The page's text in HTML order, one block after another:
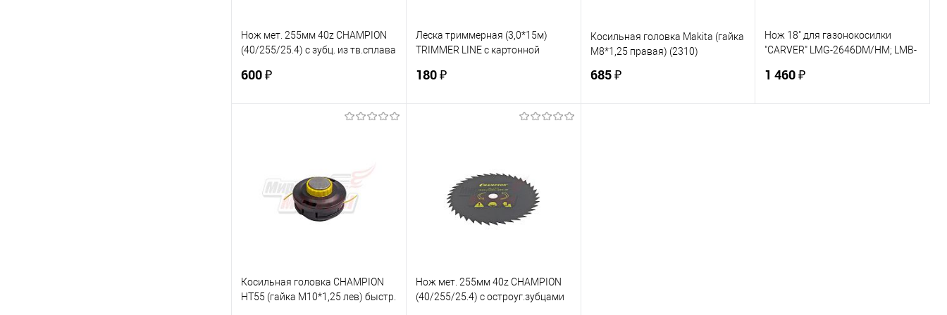
Нож мет. 255мм 40z CHAMPION
(40/255/25.4) с зубц. из тв.сплава
600 ₽
К сравнению
В избранное
В наличии
Леска триммерная (3,0*15м)
TRIMMER LINE с картонной
180 ₽
Купить в 1 клик
В избранное
В наличии
Косильная головка Makita (гайка
М8*1,25 правая) (2310)
685 ₽
Нож 18" для газонокосилки
"CARVER" LMG-2646DM/HM; LMB-
1 460 ₽
Косильная головка CHAMPION
HT55 (гайка М10*1,25 лев) быстр.
Нож мет. 255мм 40z CHAMPION
(40/255/25.4) с остроуг.зубцами